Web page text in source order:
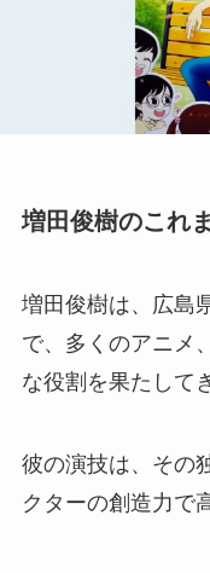
増田俊樹のこれ
増田俊樹は、広島
で、多くのアニメ
な役割を果たして
彼の演技は、その
クターの創造力で